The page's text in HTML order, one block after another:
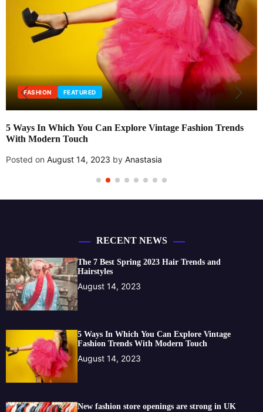
FASHION FEATURED
5 Ways In Which You Can Explore Vintage Fashion Trends
With Modern Touch
Posted on August 14, 2023 by Anastasia
RECENT NEWS
The 7 Best Spring 2023 Hair Trends and
Hairstyles
August 14, 2023
5 Ways In Which You Can Explore Vintage
Fashion Trends With Modern Touch
August 14, 2023
New fashion store openings are strong in UK